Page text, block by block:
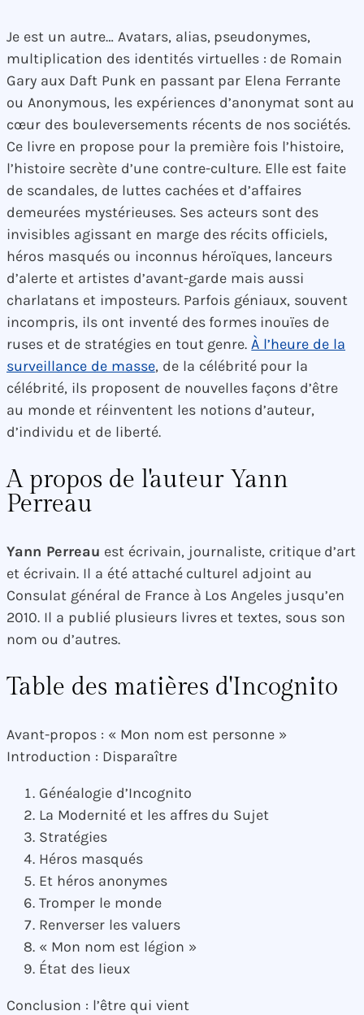
Je est un autre… Avatars, alias, pseudonymes,
multiplication des identités virtuelles : de Romain
Gary aux Daft Punk en passant par Elena Ferrante
ou Anonymous, les expériences d’anonymat sont au
cœur des bouleversements récents de nos sociétés.
Ce livre en propose pour la première fois l’histoire,
l’histoire secrète d’une contre-culture. Elle est faite
de scandales, de luttes cachées et d’affaires
demeurées mystérieuses. Ses acteurs sont des
invisibles agissant en marge des récits officiels,
héros masqués ou inconnus héroïques, lanceurs
d’alerte et artistes d’avant-garde mais aussi
charlatans et imposteurs. Parfois géniaux, souvent
incompris, ils ont inventé des formes inouïes de
ruses et de stratégies en tout genre.À l’heure de la
surveillance de masse, de la célébrité pour la
célébrité, ils proposent de nouvelles façons d’être
au monde et réinventent les notions d’auteur,
d’individu et de liberté.
A propos de l'auteur Yann
Perreau
Yann Perreau est écrivain, journaliste, critique d’art
et écrivain. Il a été attaché culturel adjoint au
Consulat général de France à Los Angeles jusqu’en
2010. Il a publié plusieurs livres et textes, sous son
nom ou d’autres.
Table des matières d'Incognito
Avant-propos : « Mon nom est personne »
Introduction : Disparaître
Généalogie d’Incognito
La Modernité et les affres du Sujet
Stratégies
Héros masqués
Et héros anonymes
Tromper le monde
Renverser les valuers
« Mon nom est légion »
État des lieux
Conclusion : l’être qui vient